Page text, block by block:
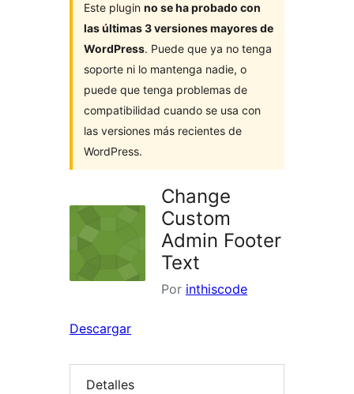
Este plugin no se ha probado con
las últimas 3 versiones mayores de
WordPress. Puede que ya no tenga
soporte ni lo mantenga nadie, o
puede que tenga problemas de
compatibilidad cuando se usa con
las versiones más recientes de
WordPress.
Change
Custom
Admin Footer
Text
Por inthiscode
Descargar
Detalles